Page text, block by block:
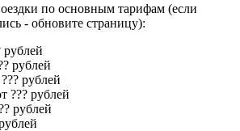
по основным тарифам (если
- обновите страницу):
рублей
рублей
рублей
??? рублей
рублей